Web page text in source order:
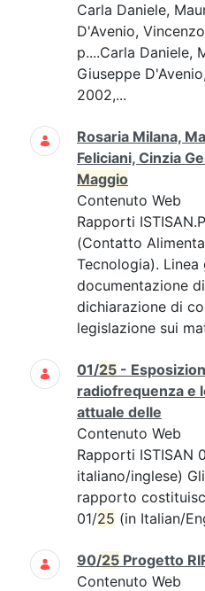
Carla Daniele,
D'Avenio,
p....Carla Daniele,
Giuseppe
2002,...
Rosaria Milana,
Feliciani, Cinzia
Maggio
Contenuto Web
Rapporti
(Contatto
Tecnologia). Linea
documentazione
dichiarazione di
legislazione sui
01/25 -
radiofrequenza e
attuale delle
Contenuto Web
Rapporti ISTISAN
italiano/inglese)
rapporto
01/25 (in Italian/
90/25 Progetto
Contenuto Web